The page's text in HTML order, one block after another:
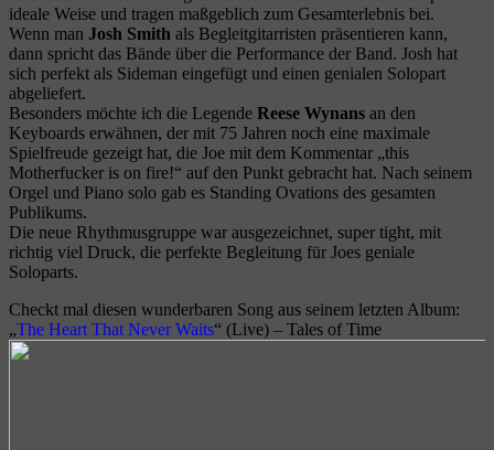
ideale Weise und tragen maßgeblich zum Gesamterlebnis bei.
Wenn man Josh Smith als Begleitgitarristen präsentieren kann,
dann spricht das Bände über die Performance der Band. Josh hat
sich perfekt als Sideman eingefügt und einen genialen Solopart
abgeliefert.
Besonders möchte ich die Legende Reese Wynans an den
Keyboards erwähnen, der mit 75 Jahren noch eine maximale
Spielfreude gezeigt hat, die Joe mit dem Kommentar „this
Motherfucker is on fire!“ auf den Punkt gebracht hat. Nach seinem
Orgel und Piano solo gab es Standing Ovations des gesamten
Publikums.
Die neue Rhythmusgruppe war ausgezeichnet, super tight, mit
richtig viel Druck, die perfekte Begleitung für Joes geniale
Soloparts.
Checkt mal diesen wunderbaren Song aus seinem letzten Album:
„The Heart That Never Waits“ (Live) – Tales of Time